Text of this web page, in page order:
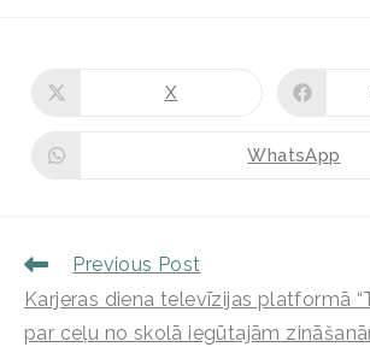
X
WhatsApp
Previous Post
Karjeras diena televīzijas platformā
par ceļu no skolā iegūtajām